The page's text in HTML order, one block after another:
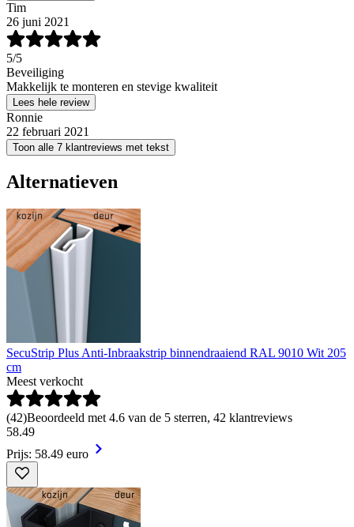
Tim
26 juni 2021
5/5
Beveiliging
Makkelijk te monteren en stevige kwaliteit
Lees hele review
Ronnie
22 februari 2021
Toon alle 7 klantreviews met tekst
Alternatieven
SecuStrip Plus Anti-Inbraakstrip binnendraaiend RAL 9010 Wit 205
cm
Meest verkocht
(42)Beoordeeld met 4.6 van de 5 sterren, 42 klantreviews
58.49
Prijs: 58.49 euro